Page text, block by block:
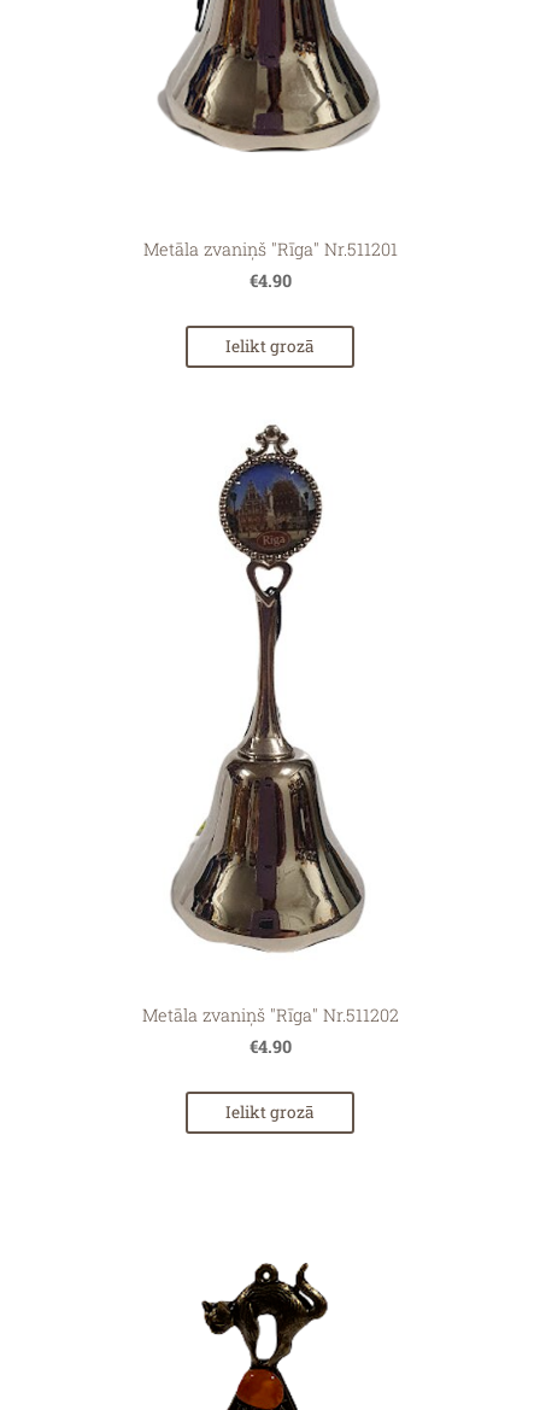
Metāla zvaniņš "Rīga" Nr.511201
€4.90
Ielikt grozā
Metāla zvaniņš "Rīga" Nr.511202
€4.90
Ielikt grozā